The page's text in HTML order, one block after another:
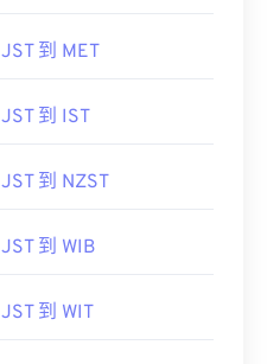
JST 到 MET
JST 到 IST
JST 到 NZST
JST 到 WIB
JST 到 WIT